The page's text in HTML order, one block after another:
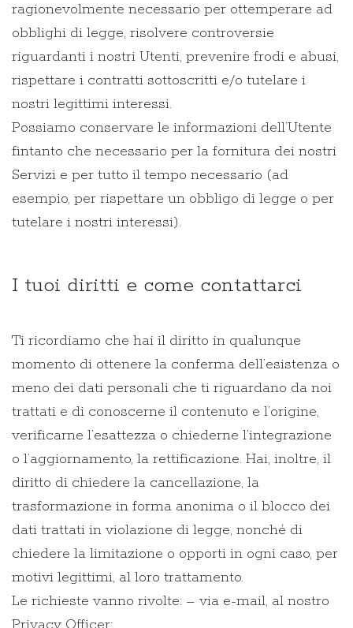
ragionevolmente necessario per ottemperare ad
obblighi di legge, risolvere controversie
riguardanti i nostri Utenti, prevenire frodi e abusi,
rispettare i contratti sottoscritti e/o tutelare i
nostri legittimi interessi.
Possiamo conservare le informazioni dell’Utente
fintanto che necessario per la fornitura dei nostri
Servizi e per tutto il tempo necessario (ad
esempio, per rispettare un obbligo di legge o per
tutelare i nostri interessi).
I tuoi diritti e come contattarci
Ti ricordiamo che hai il diritto in qualunque
momento di ottenere la conferma dell’esistenza o
meno dei dati personali che ti riguardano da noi
trattati e di conoscerne il contenuto e l’origine,
verificarne l’esattezza o chiederne l’integrazione
o l’aggiornamento, la rettificazione. Hai, inoltre, il
diritto di chiedere la cancellazione, la
trasformazione in forma anonima o il blocco dei
dati trattati in violazione di legge, nonché di
chiedere la limitazione o opporti in ogni caso, per
motivi legittimi, al loro trattamento.
Le richieste vanno rivolte: – via e-mail, al nostro